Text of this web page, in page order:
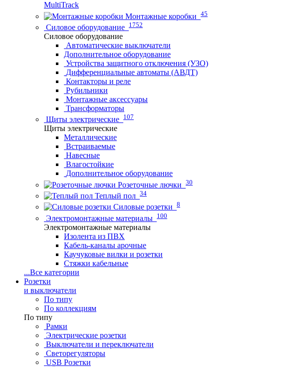
MultiTrack
Монтажные коробки 45
Силовое оборудование 1752
Силовое оборудование
Автоматические выключатели
Дополнительное оборудование
Устройства защитного отключения (УЗО)
Дифференциальные автоматы (АВДТ)
Контакторы и реле
Рубильники
Монтажные аксессуары
Трансформаторы
Щиты электрические 107
Щиты электрические
Металлические
Встраиваемые
Навесные
Влагостойкие
Дополнительное оборудование
Розеточные лючки 30
Теплый пол 34
Силовые розетки 8
Электромонтажные материалы 100
Электромонтажные материалы
Изолента из ПВХ
Кабель-каналы арочные
Каучуковые вилки и розетки
Стяжки кабельные
...Все категории
Розетки
и выключатели
По типу
По коллекциям
По типу
Рамки
Электрические розетки
Выключатели и переключатели
Светорегуляторы
USB Розетки